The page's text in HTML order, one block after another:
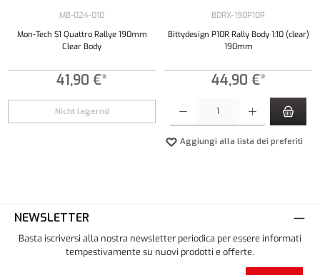
MB-024-010
Mon-Tech S1 Quattro Rallye 190mm
Clear Body
41,90 €*
Nicht lagernd
BDRX-190P10R
Bittydesign P10R Rally Body 1:10 (clear)
190mm
44,90 €*
Aggiungi alla lista dei preferiti
NEWSLETTER
Basta iscriversi alla nostra newsletter periodica per essere informati
tempestivamente su nuovi prodotti e offerte.